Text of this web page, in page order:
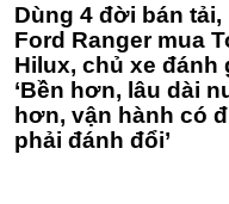
Dùng 4 đời bán tải,
Ford Ranger mua
Hilux, chủ xe đánh
‘Bền hơn, lâu dài
hơn, vận hành có
phải đánh đổi’